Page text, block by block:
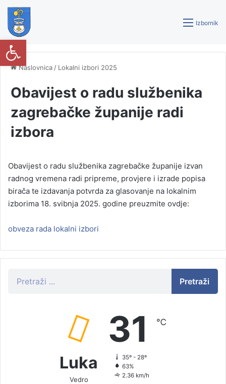
Izbornik
Naslovnica / Lokalni izbori 2025
Obavijest o radu službenika
zagrebačke županije radi
izbora
Obavijest o radu službenika zagrebačke županije izvan
radnog vremena radi pripreme, provjere i izrade popisa
birača te izdavanja potvrda za glasovanje na lokalnim
izborima 18. svibnja 2025. godine preuzmite ovdje:
obveza rada lokalni izbori
Pretraži
Luka
Vedro
31 ℃
35º - 28º
63%
2.36 km/h
Open toolbar